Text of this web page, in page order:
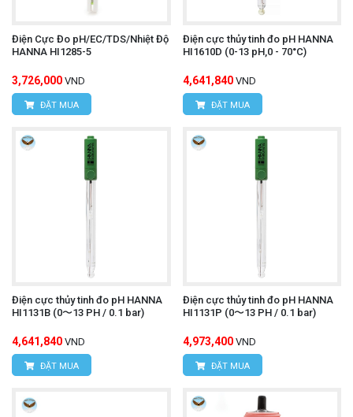
Điện Cực Đo pH/EC/TDS/Nhiệt Độ
HANNA HI1285-5
3,726,000 VND
ĐẶT MUA
Điện cực thủy tinh đo pH HANNA
HI1610D (0-13 pH,0 - 70°C)
4,641,840 VND
ĐẶT MUA
Điện cực thủy tinh đo pH HANNA
HI1131B (0〜13 PH / 0.1 bar)
4,641,840 VND
ĐẶT MUA
Điện cực thủy tinh đo pH HANNA
HI1131P (0〜13 PH / 0.1 bar)
4,973,400 VND
ĐẶT MUA